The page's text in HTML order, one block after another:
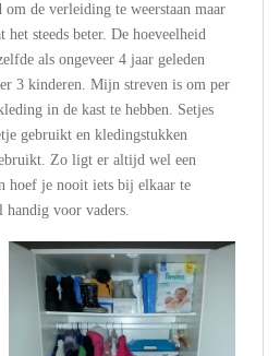
de verleiding te weerstaan maar
het steeds beter. De hoeveelheid
als ongeveer 4 jaar geleden
3 kinderen. Mijn streven is om per
in de kast te hebben. Setjes
gebruikt en kledingstukken
Zo ligt er altijd wel een
hoef je nooit iets bij elkaar te
voor vaders.